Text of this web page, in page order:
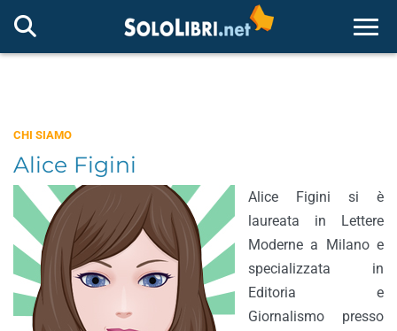
CHI SIAMO
Alice Figini
Alice Figini si è
laureata in Lettere
Moderne a Milano e
specializzata in
Editoria e
Giornalismo presso